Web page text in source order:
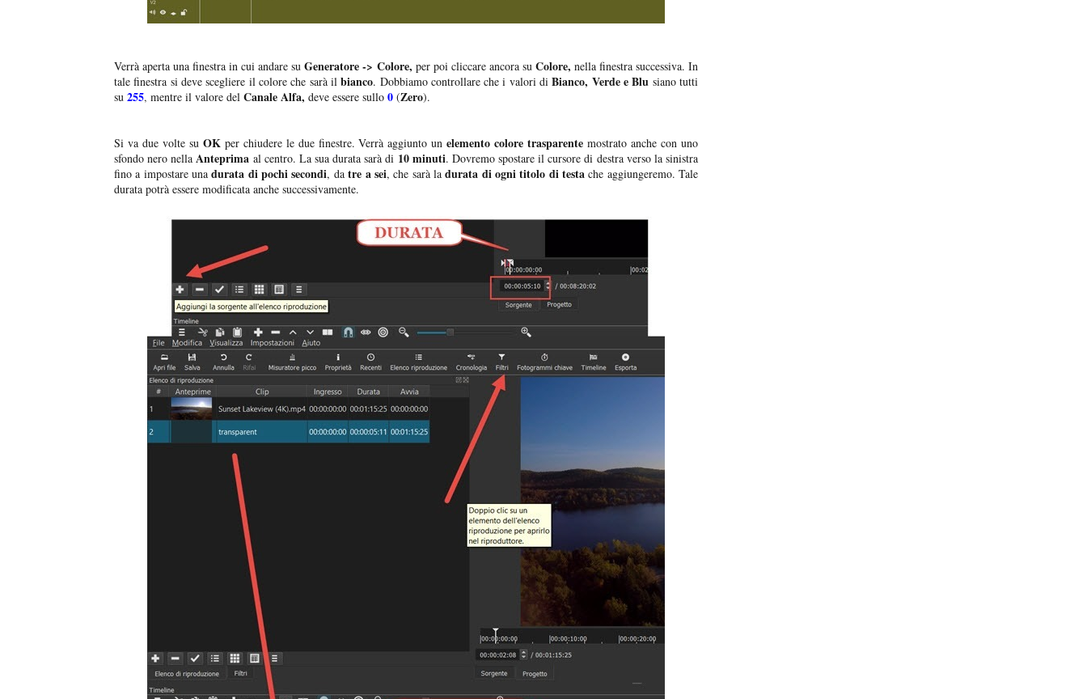
Verrà aperta una finestra in cui andare suGeneratore -> Colore, per poi cliccare ancora suColore, nella finestra successiva. In
tale finestra si deve scegliere il colore che sarà ilbianco. Dobbiamo controllare che i valori diBianco, Verde e Blu siano tutti
su 255, mentre il valore del Canale Alfa, deve essere sullo 0 (Zero).
Si va due volte su OKper chiudere le due finestre. Verrà aggiunto unelemento colore trasparente mostrato anche con uno
sfondo nero nella Anteprima al centro. La sua durata sarà di 10 minuti. Dovremo spostare il cursore di destra verso la sinistra
fino a impostare unadurata di pochi secondi, datre a sei, che sarà ladurata di ogni titolo di testa che aggiungeremo. Tale
durata potrà essere modificata anche successivamente.